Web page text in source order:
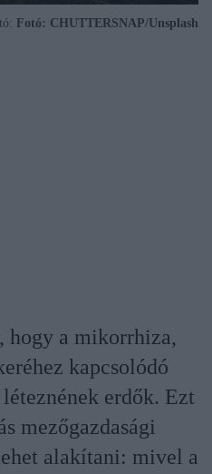
Fotó: CHUTTERSNAP/Unsplash
hogy a mikorrhiza,
kapcsolódó
erdők. Ezt
mezőgazdasági
alakítani: mivel a